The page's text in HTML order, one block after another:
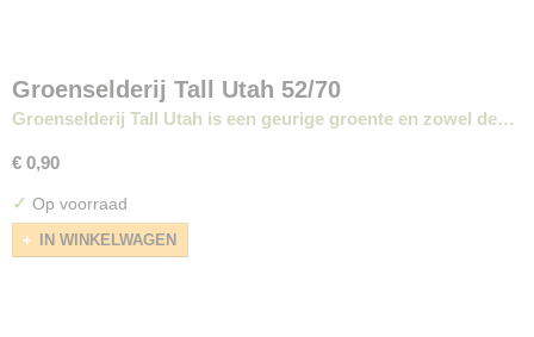
Groenselderij Tall Utah 52/70
Groenselderij Tall Utah is een geurige groente en zowel de…
€ 0,90
✓ Op voorraad
IN WINKELWAGEN